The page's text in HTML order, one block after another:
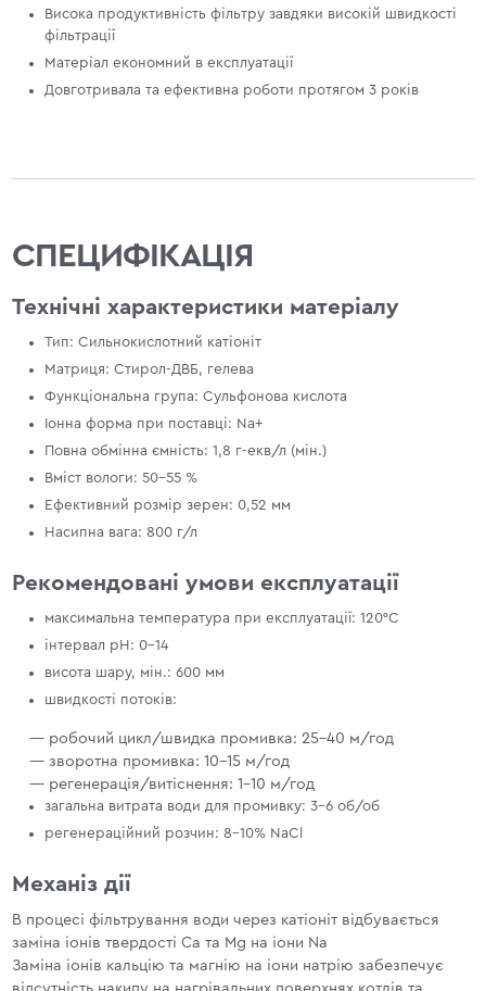
Висока продуктивність фільтру завдяки високій швидкості
фільтрації
Матеріал економний в експлуатації
Довготривала та ефективна роботи протягом 3 років
СПЕЦИФІКАЦІЯ
Технічні характеристики матеріалу
Тип: Сильнокислотний катіоніт
Матриця: Стирол-ДВБ, гелева
Функціональна група: Сульфонова кислота
Іонна форма при поставці: Na+
Повна обмінна ємність: 1,8 г-екв/л (мін.)
Вміст вологи: 50-55 %
Ефективний розмір зерен: 0,52 мм
Насипна вага: 800 г/л
Рекомендовані умови експлуатації
максимальна температура при експлуатації: 120°C
інтервал рН: 0-14
висота шару, мін.: 600 мм
швидкості потоків:
— робочий цикл/швидка промивка: 25-40 м/год
— зворотна промивка: 10-15 м/год
— регенерація/витіснення: 1-10 м/год
загальна витрата води для промивку: 3-6 об/об
регенераційний розчин: 8-10% NaCl
Механіз дії
В процесі фільтрування води через катіоніт відбувається
заміна іонів твердості Ca та Mg на іони Na
Заміна іонів кальцію та магнію на іони натрію забезпечує